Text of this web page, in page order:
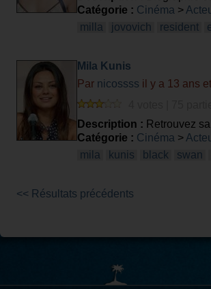
Catégorie : Cinéma >
milla
jovovich resident
Mila Kunis
Par nicossss il y a 13 ans
Description : Retrouvez
Catégorie : Cinéma >
mila
kunis black swan
<< Résultats précédents